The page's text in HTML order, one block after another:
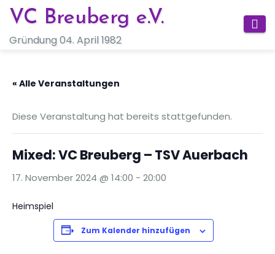
Zum
Inhalt
springen
VC Breuberg e.V.
Gründung 04. April 1982
« Alle Veranstaltungen
Diese Veranstaltung hat bereits stattgefunden.
Mixed: VC Breuberg – TSV Auerbach
17. November 2024 @ 14:00 - 20:00
Heimspiel
Zum Kalender hinzufügen